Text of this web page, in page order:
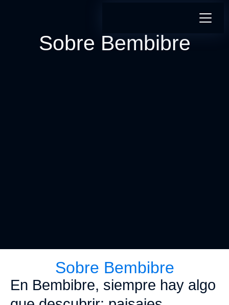
Sobre Bembibre
Sobre Bembibre
En Bembibre, siempre hay algo